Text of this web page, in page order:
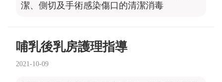
潔、側切及手術感染傷口的清潔消毒
哺乳後乳房護理指導
2021-10-09